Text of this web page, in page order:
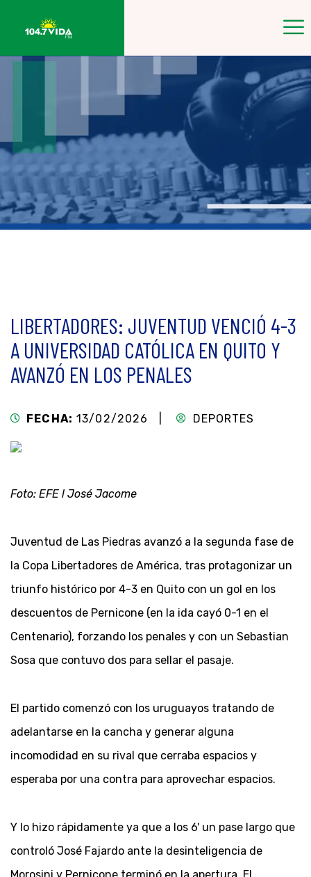
LIBERTADORES: JUVENTUD VENCIÓ 4-3
A UNIVERSIDAD CATÓLICA EN QUITO Y
AVANZÓ EN LOS PENALES
FECHA: 13/02/2026 | DEPORTES
Foto: EFE l José Jacome
Juventud de Las Piedras avanzó a la segunda fase de
la Copa Libertadores de América, tras protagonizar un
triunfo histórico por 4-3 en Quito con un gol en los
descuentos de Pernicone (en la ida cayó 0-1 en el
Centenario), forzando los penales y con un Sebastian
Sosa que contuvo dos para sellar el pasaje.
El partido comenzó con los uruguayos tratando de
adelantarse en la cancha y generar alguna
incomodidad en su rival que cerraba espacios y
esperaba por una contra para aprovechar espacios.
Y lo hizo rápidamente ya que a los 6' un pase largo que
controló José Fajardo ante la desinteligencia de